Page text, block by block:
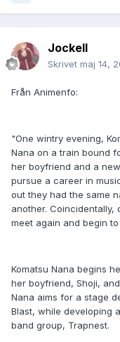
JockeII
Skrivet maj 14,
Från Animenfo:
"One wintry evening,
Nana on a train bound
her boyfriend and a
pursue a career in
out they had the same
another.
meet again and begin
Komatsu Nana begins
her boyfriend, Shoji,
Nana aims for a stage
Blast, while developing
band group, Trapnest.